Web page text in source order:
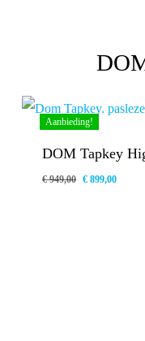
Aanbieding!
DOM Tapkey
€949,00 Oorspronkelijke
€899,00Huidige